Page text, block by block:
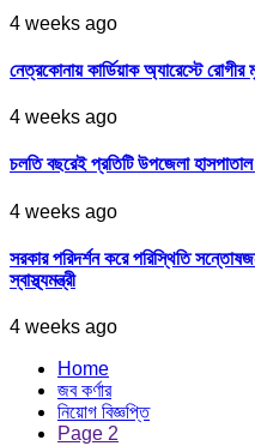
4 weeks ago
নেত্রকোনায় কার্ডিয়াক অ্যারেস্টে
4 weeks ago
চলতি বছরেই প্রতিটি উপজেলা হাসপাতাল
4 weeks ago
সরকার পরিদর্শন করে পরিস্থিতি
স্বাস্থ্যমন্ত্রী
4 weeks ago
Home
জব কর্ণার
নিয়োগ বিজ্ঞপ্তি
Page 2